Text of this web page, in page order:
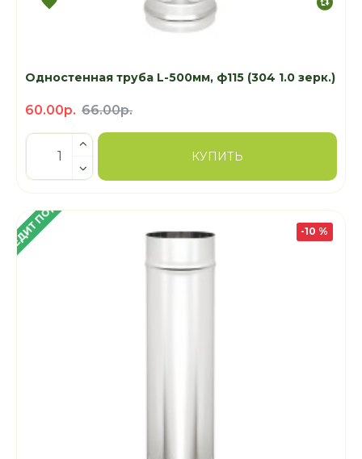
Одностенная труба L-500мм, ф115 (304 1.0 зерк.)
60.00р. 66.00р.
КУПИТЬ
ПОД 4% -10 %